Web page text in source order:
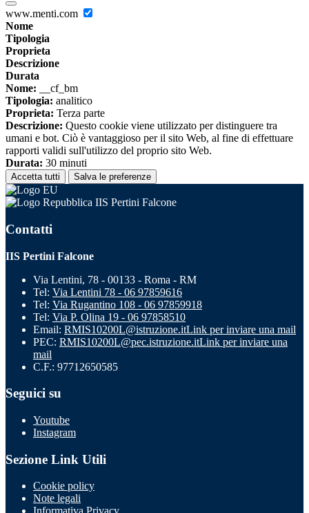
www.menti.com
Nome
Tipologia
Proprieta
Descrizione
Durata
Nome: __cf_bm
Tipologia: analitico
Proprieta: Terza parte
Descrizione: Questo cookie viene utilizzato per distinguere tra
umani e bot. Ciò è vantaggioso per il sito Web, al fine di effettuare
rapporti validi sull'utilizzo del proprio sito Web.
Durata: 30 minuti
Accetta tutti Salva le preferenze
IIS Pertini Falcone
Contatti
IIS Pertini Falcone
Via Lentini, 78 - 00133 - Roma - RM
Tel: Via Lentini 78 - 06 97859616
Tel: Via Rugantino 108 - 06 97859918
Tel: Via P. Olina 19 - 06 97858510
Email: RMIS10200L@istruzione.itLink per inviare una mail
PEC: RMIS10200L@pec.istruzione.itLink per inviare una
mail
C.F.: 97712650585
Seguici su
Youtube
Instagram
Sezione Link Utili
Cookie policy
Note legali